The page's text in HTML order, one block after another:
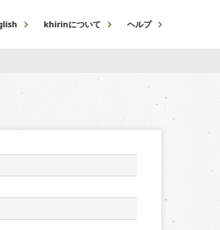
khirinについて ヘルプ